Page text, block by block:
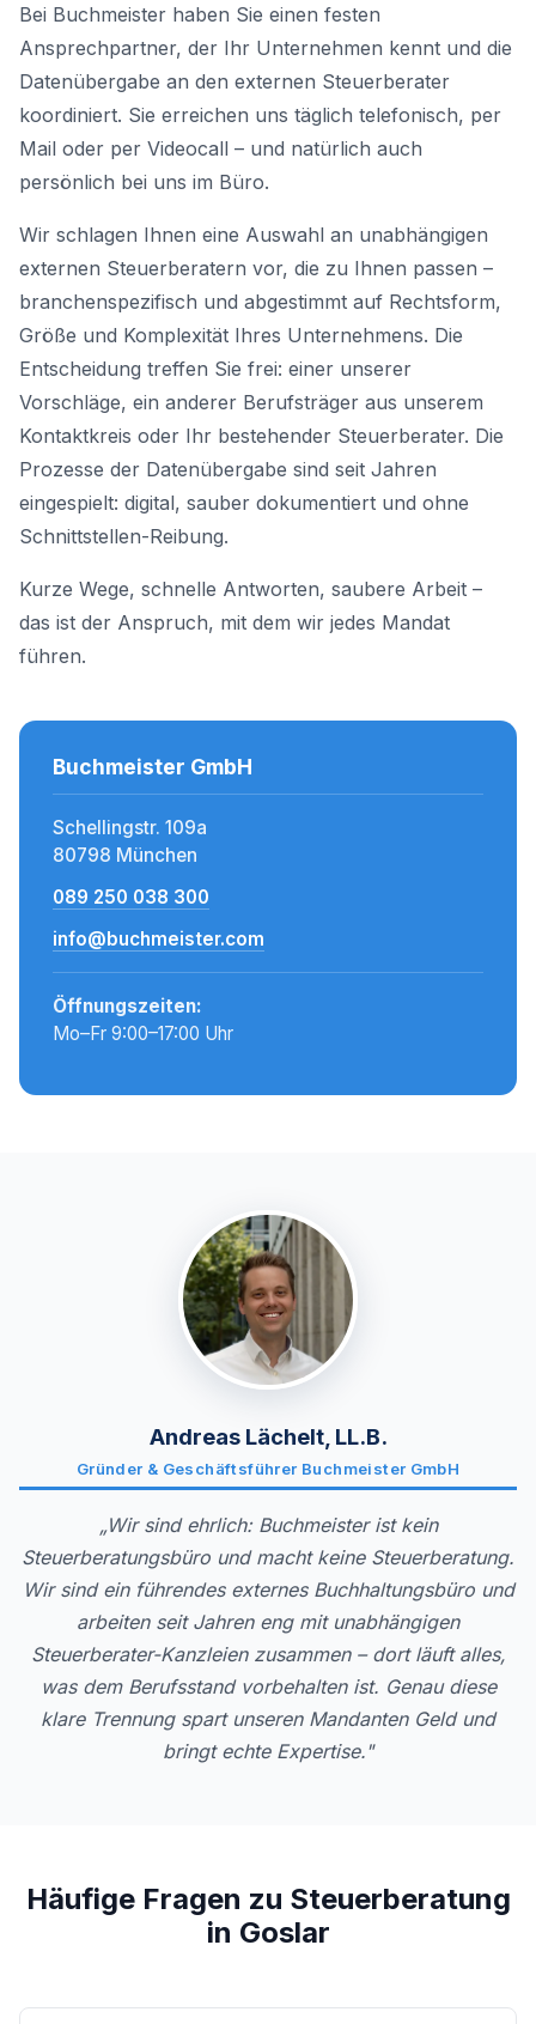
Bei Buchmeister haben Sie einen festen
Ansprechpartner, der Ihr Unternehmen kennt und die
Datenübergabe an den externen Steuerberater
koordiniert. Sie erreichen uns täglich telefonisch, per
Mail oder per Videocall – und natürlich auch
persönlich bei uns im Büro.
Wir schlagen Ihnen eine Auswahl an unabhängigen
externen Steuerberatern vor, die zu Ihnen passen –
branchenspezifisch und abgestimmt auf Rechtsform,
Größe und Komplexität Ihres Unternehmens. Die
Entscheidung treffen Sie frei: einer unserer
Vorschläge, ein anderer Berufsträger aus unserem
Kontaktkreis oder Ihr bestehender Steuerberater. Die
Prozesse der Datenübergabe sind seit Jahren
eingespielt: digital, sauber dokumentiert und ohne
Schnittstellen-Reibung.
Kurze Wege, schnelle Antworten, saubere Arbeit –
das ist der Anspruch, mit dem wir jedes Mandat
führen.
Buchmeister GmbH
Schellingstr. 109a
80798 München
089 250 038 300
info@buchmeister.com
Öffnungszeiten:
Mo–Fr 9:00–17:00 Uhr
Andreas Lächelt, LL.B.
Gründer & Geschäftsführer Buchmeister GmbH
„Wir sind ehrlich: Buchmeister ist kein
Steuerberatungsbüro und macht keine Steuerberatung.
Wir sind ein führendes externes Buchhaltungsbüro und
arbeiten seit Jahren eng mit unabhängigen
Steuerberater-Kanzleien zusammen – dort läuft alles,
was dem Berufsstand vorbehalten ist. Genau diese
klare Trennung spart unseren Mandanten Geld und
bringt echte Expertise."
Häufige Fragen zu Steuerberatung
in Goslar